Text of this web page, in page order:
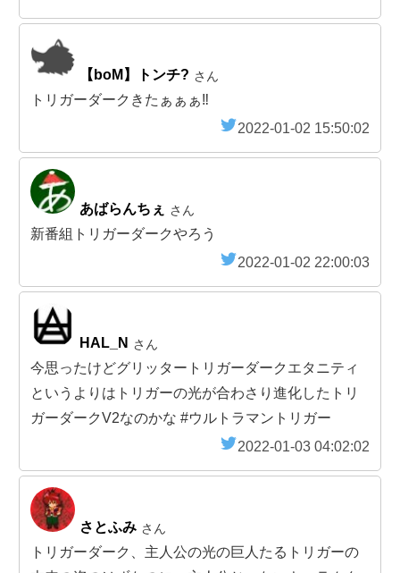
【boM】トンチ? さん
トリガーダークきたぁぁぁ‼️
2022-01-02 15:50:02
あばらんちぇ さん
新番組トリガーダークやろう
2022-01-02 22:00:03
HAL_N さん
今思ったけどグリッタートリガーダークエタニティ
というよりはトリガーの光が合わさり進化したトリ
ガーダークV2なのかな #ウルトラマントリガー
2022-01-03 04:02:02
さとふみ さん
トリガーダーク、主人公の光の巨人たるトリガーの